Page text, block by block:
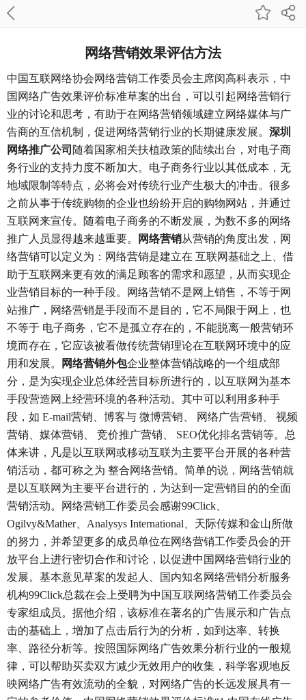
网络营销效果评估方法
中国互联网络协会网络营销工作委员会主席闵高科表示，中
国网络广告效果评价标准草案的出台，可以引起网络营销行
业的讨论和思考，有助于在网络营销领域建立网络媒体与广
告商的互信机制，促进网络营销行业的长期健康发展。 深圳
网络推广公司 随着国家相关扶植政策的陆续出台，对电子商
务行业的支持力度不断加大。电子商务行业以其低成本，无
地域限制等特点，必将会对传统行业产生极大的冲击。很多
之前从事于传统购物的企业也纷纷开启的购物网站，并通过
互联网来宣传。随着电子商务的不断发展，为数不多的网络
推广人员显得越来越重要。
网络营销从营销的角度出发，网
络营销可以定义为：网络营销是建立在 互联网基础之上、借
助于互联网来更有效的满足顾客的需求和愿望，从而实现企
业营销目标的一种手段。网络营销不是网上销售，不等于网
站推广，网络营销是手段而不是目的，它不局限于网上，也
不等于 电子商务，它不是孤立存在的，不能脱离一般营销环
境而存在，它应该被看做传统营销理论在互联网环境中的应
用和发展。
网络营销外包企业整体营销战略的一个组成部
分，是为实现企业总体经营目标所进行的，以互联网为基本
手段营造网上经营环境的各种活动。其中可以利用多种手
段，如 E-mail营销、博客与 微博营销、 网络广告营销、 视频
营销、媒体营销、 竞价推广营销、 SEO优化排名营销等。总
体来讲，凡是以互联网或移动互联为主要平台开展的各种营
销活动，都可称之为 整合网络营销。简单的说，网络营销就
是以互联网为主要平台进行的，为达到一定营销目的的全面
营销活动。网络营销工作委员会感谢99Click、
Ogilvy&Mather、Analysys International、天际传媒和金山所做
的努力，并希望更多的成员单位在网络营销工作委员会的开
放平台上进行密切合作和讨论，以促进中国网络营销行业的
发展。基本意见草案的发起人、国内知名网络营销分析服务
机构99Click总裁在会上受聘为中国互联网络营销工作委员会
专家组成员。据他介绍，该标准在著名的广告展示和广告点
击的基础上，增加了点击后行为的分析，如到达率、转换
率、路径分析等。按照国际网络广告效果分析行业的一般规
律，可以帮助买卖双方减少无效用户的收集，科学客观地反
映网络广告有效流动的全貌，对网络广告的长远发展具有一